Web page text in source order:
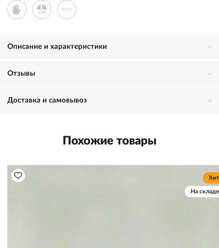
Описание и характеристики
Отзывы
Доставка и самовывоз
Похожие товары
Хит
На складе